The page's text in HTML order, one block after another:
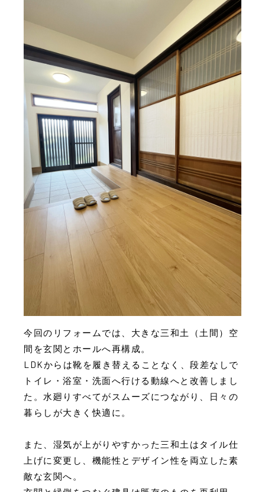
今回のリフォームでは、大きな三和土（土間）空
間を玄関とホールへ再構成。
LDKからは靴を履き替えることなく、段差なしで
トイレ・浴室・洗面へ行ける動線へと改善しまし
た。水廻りすべてがスムーズにつながり、日々の
暮らしが大きく快適に。
また、湿気が上がりやすかった三和土はタイル仕
上げに変更し、機能性とデザイン性を両立した素
敵な玄関へ。